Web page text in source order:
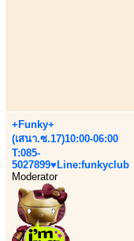
+Funky+
(เสนา.ซ.17)10:00-06:00
T:085-
5027899♥Line:funkyclub
Moderator